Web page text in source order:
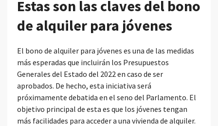
Estas son las claves del bono
de alquiler para jóvenes
El bono de alquiler para jóvenes es una de las medidas
más esperadas que incluirán los Presupuestos
Generales del Estado del 2022 en caso de ser
aprobados. De hecho, esta iniciativa será
próximamente debatida en el seno del Parlamento. El
objetivo principal de esta es que los jóvenes tengan
más facilidades para acceder a una vivienda de alquiler.